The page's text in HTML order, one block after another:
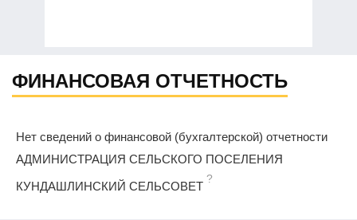
ФИНАНСОВАЯ ОТЧЕТНОСТЬ
Нет сведений о финансовой (бухгалтерской) отчетности
АДМИНИСТРАЦИЯ СЕЛЬСКОГО ПОСЕЛЕНИЯ
КУНДАШЛИНСКИЙ СЕЛЬСОВЕТ
?